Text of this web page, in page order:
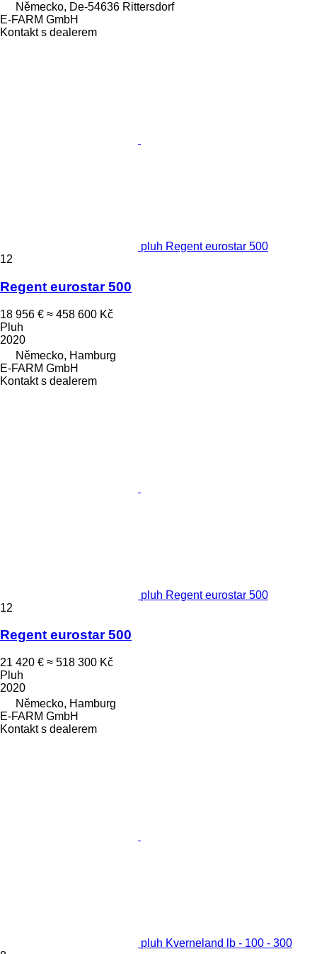
Německo, De-54636 Rittersdorf
E-FARM GmbH
Kontakt s dealerem
pluh Regent eurostar 500
12
Regent eurostar 500
18 956 € ≈ 458 600 Kč
Pluh
2020
Německo, Hamburg
E-FARM GmbH
Kontakt s dealerem
pluh Regent eurostar 500
12
Regent eurostar 500
21 420 € ≈ 518 300 Kč
Pluh
2020
Německo, Hamburg
E-FARM GmbH
Kontakt s dealerem
pluh Kverneland lb - 100 - 300